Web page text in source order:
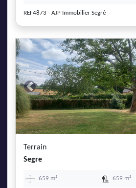
REF4873 - AJP Immobilier Segré
Previous
Terrain
Segre
659 m² 659 m²